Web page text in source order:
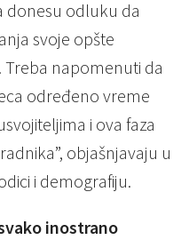
donesu odluku da
svoje opšte
napomenuti da
određeno vreme
i ova faza
objašnjavaju u
i demografiju.
inostrano